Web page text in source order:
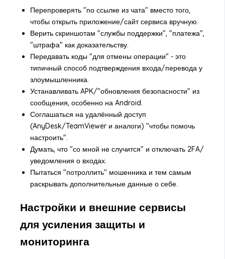
Перепроверять "по ссылке из чата" вместо того,
чтобы открыть приложение/сайт сервиса вручную.
Верить скриншотам "службы поддержки", "платежа",
"штрафа" как доказательству.
Передавать коды "для отмены операции" - это
типичный способ подтверждения входа/перевода у
злоумышленника.
Устанавливать APK/"обновления безопасности" из
сообщения, особенно на Android.
Соглашаться на удалённый доступ
(AnyDesk/TeamViewer и аналоги) "чтобы помочь
настроить".
Думать, что "со мной не случится" и отключать 2FA/
уведомления о входах.
Пытаться "потроллить" мошенника и тем самым
раскрывать дополнительные данные о себе.
Настройки и внешние сервисы
для усиления защиты и
мониторинга